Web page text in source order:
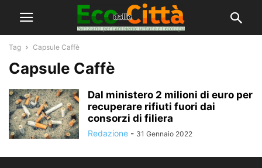
Tag Capsule Caffè
Capsule Caffè
Dal ministero 2 milioni di euro per
recuperare rifiuti fuori dai
consorzi di filiera
Redazione - 31 Gennaio 2022